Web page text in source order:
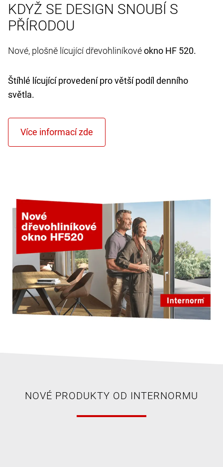
KDYŽ SE DESIGN SNOUBÍ S
PŘÍRODOU
Nové, plošně lícující dřevohliníkovéokno HF 520.
Štíhlé lícující provedení pro větší podíl denního
světla.
NOVÉ PRODUKTY OD INTERNORMU